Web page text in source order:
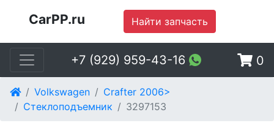
CarPP.ru Найти запчасть
+7 (929) 959-43-16 0
Volkswagen
Crafter 2006>
Стеклоподъемник
3297153